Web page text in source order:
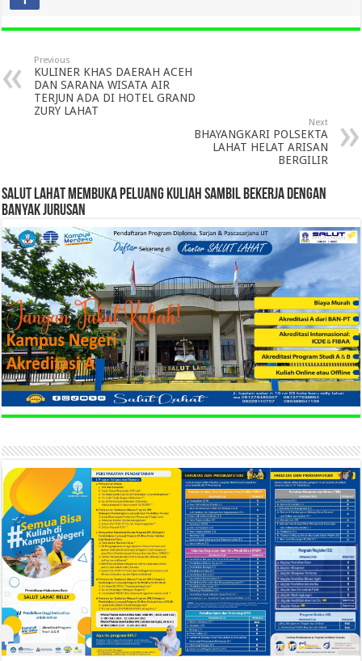
Previous
KULINER KHAS DAERAH ACEH
DAN SARANA WISATA AIR
TERJUN ADA DI HOTEL GRAND
ZURY LAHAT
Next
BHAYANGKARI POLSEKTA
LAHAT HELAT ARISAN
BERGILIR
SALUT LAHAT MEMBUKA PELUANG KULIAH SAMBIL BEKERJA DENGAN
BANYAK JURUSAN